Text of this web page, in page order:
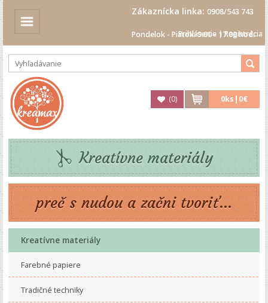
Zákaznícka linka: 0908/543 743
Pondelok - Piatok: 9.00 - 17.00 hod.
Prihlásenie|Registrácia
(0) 0ks| 0€
Kreatívne materiály
preč s nudou a začni tvoriť...
Kreatívne materiály
Farebné papiere
Tradičné techniky